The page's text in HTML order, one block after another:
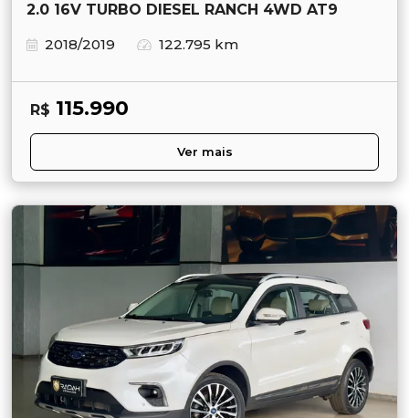
2.0 16V TURBO DIESEL RANCH 4WD AT9
2018/2019
122.795 km
R$ 115.990
Ver mais